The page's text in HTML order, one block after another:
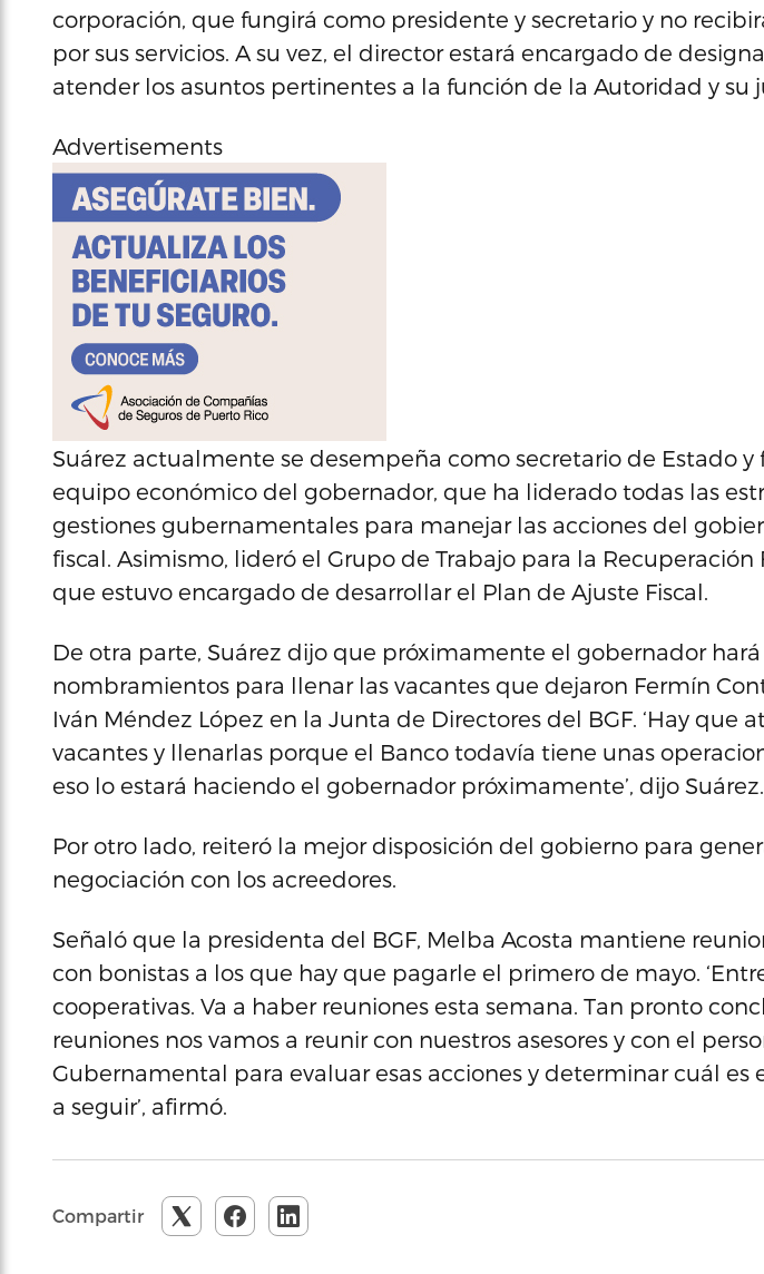
corporación, que fungirá como presidente y secretario y no
por sus servicios. A su vez, el director estará encargado de
atender los asuntos pertinentes a la función de la Autoridad y su
Advertisements
Suárez actualmente se desempeña como secretario de Estado
equipo económico del gobernador, que ha liderado todas las
gestiones gubernamentales para manejar las acciones del
fiscal. Asimismo, lideró el Grupo de Trabajo para la Recuperación
que estuvo encargado de desarrollar el Plan de Ajuste Fiscal.
De otra parte, Suárez dijo que próximamente el gobernador hará
nombramientos para llenar las vacantes que dejaron Fermín
Iván Méndez López en la Junta de Directores del BGF. ‘Hay que
vacantes y llenarlas porque el Banco todavía tiene unas
eso lo estará haciendo el gobernador próximamente’, dijo Suárez.
Por otro lado, reiteró la mejor disposición del gobierno para
negociación con los acreedores.
Señaló que la presidenta del BGF, Melba Acosta mantiene
con bonistas a los que hay que pagarle el primero de mayo.
cooperativas. Va a haber reuniones esta semana. Tan pronto
reuniones nos vamos a reunir con nuestros asesores y con el
Gubernamental para evaluar esas acciones y determinar cuál es
a seguir’, afirmó.
Compartir